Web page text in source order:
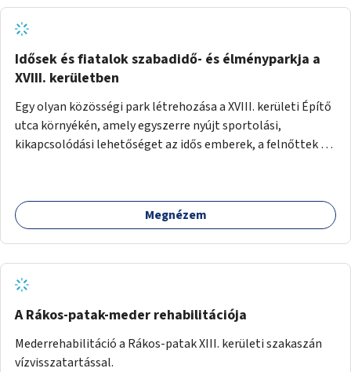
Idősek és fiatalok szabadidő- és élményparkja a
XVIII. kerületben
Egy olyan közösségi park létrehozása a XVIII. kerületi Építő
utca környékén, amely egyszerre nyújt sportolási,
kikapcsolódási lehetőséget az idős emberek, a felnőttek és
Megnézem
A Rákos-patak-meder rehabilitációja
Mederrehabilitáció a Rákos-patak XIII. kerületi szakaszán
vízvisszatartással.